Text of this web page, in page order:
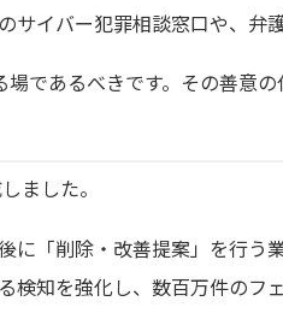
サイバー犯罪相談窓口や、弁
であるべきです。その善意
ました。
「削除・改善提案」を行う
検知を強化し、数百万件の